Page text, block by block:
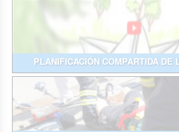
PLANIFICACIÓN COMPARTIDA DE